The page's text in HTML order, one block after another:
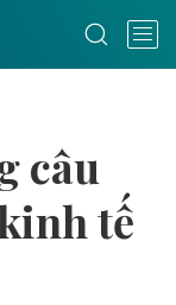
câu
tế